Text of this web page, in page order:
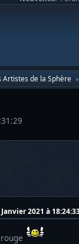
Artistes de la Sphère ►
Janvier 2021 à